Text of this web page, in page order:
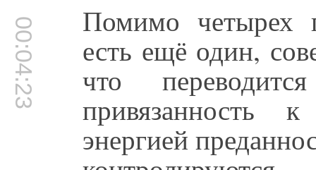
00:04:23 Помимо четырех
есть ещё один,
что
привязанность
энергией